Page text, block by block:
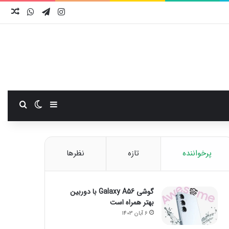
اینستاگرام
تلگرام واتس
سایدبارتغییر
پرخواننده تازه نظرها
گوشی Galaxy A56 با دوربین
بهتر همراه است
6 آبان 1403